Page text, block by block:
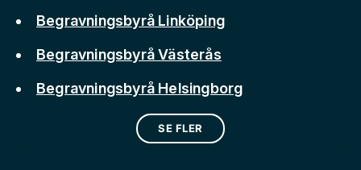
Begravningsbyrå Linköping
Begravningsbyrå Västerås
Begravningsbyrå Helsingborg
SE FLER